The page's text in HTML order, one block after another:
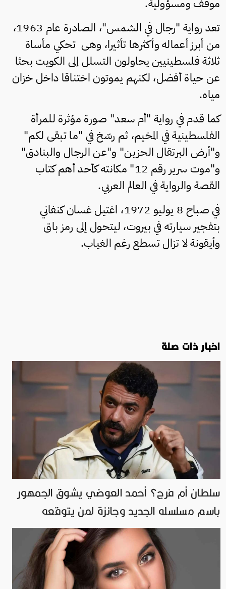
موقف ومسؤولية.
تعد رواية "رجال في الشمس"، الصادرة عام 1963،
من أبرز أعماله وأكثرها تأثيرا، وهى تحكي مأساة
ثلاثة فلسطينيين يحاولون التسلل إلى الكويت بحثا
عن حياة أفضل، لكنهم يموتون اختناقا داخل خزان
مياه.
كما قدم في رواية "أم سعد" صورة مؤثرة للمرأة
الفلسطينية في المخيم، ثم رسّخ في "ما تبقى لكم"
و"أرض البرتقال الحزين" و"عن الرجال والبنادق"
و"موت سرير رقم 12" مكانته كأحد أهم كتاب
القصة والرواية في العالم العربي.
في صباح 8 يوليو 1972، اغتيل غسان كنفاني
بتفجير سيارته في بيروت، ليتحول إلى رمز باق
وأيقونة لا تزال تسطع رغم الغياب.
اخبار ذات صلة
سلطان أم فرج؟ أحمد العوضي يشوق الجمهور
باسم مسلسله الجديد وجائزة لمن يتوقعه